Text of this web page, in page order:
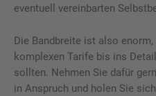
eventuell vereinbarten
Die Bandbreite ist also
komplexen Tarife bis ins
sollten. Nehmen Sie dafür
in Anspruch und holen Sie